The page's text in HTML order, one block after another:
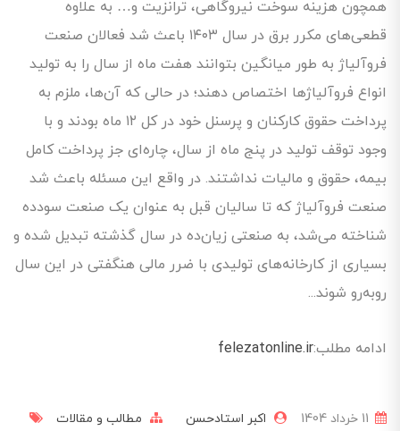
همچون هزینه سوخت نیروگاهی، ترانزیت و… به علاوه
قطعی‌های مکرر برق در سال ۱۴۰۳ باعث شد فعالان صنعت
فروآلیاژ به طور میانگین بتوانند هفت ماه از سال را به تولید
انواع فروآلیاژها اختصاص دهند؛ در حالی که آن‌ها، ملزم به
پرداخت حقوق کارکنان و پرسنل خود در کل ۱۲ ماه بودند و با
وجود توقف تولید در پنج ماه از سال، چاره‌ای جز پرداخت کامل
بیمه، حقوق و مالیات نداشتند. در واقع این مسئله باعث شد
صنعت فروآلیاژ که تا سالیان قبل به عنوان یک صنعت سودده
شناخته می‌شد، به صنعتی زیان‌ده در سال گذشته تبدیل شده و
بسیاری از کارخانه‌های تولیدی با ضرر مالی هنگفتی در این سال
روبه‌رو شوند...
ادامه مطلب:felezatonline.ir
11 خرداد 1404 اکبر استادحسن مطالب و مقالات